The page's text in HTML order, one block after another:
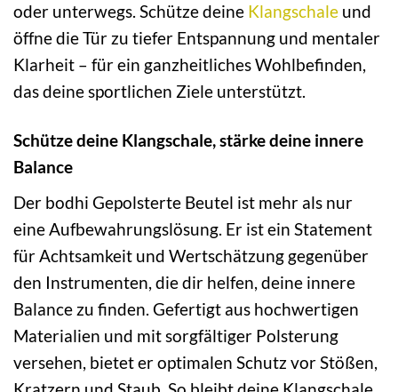
oder unterwegs. Schütze deine Klangschale und
öffne die Tür zu tiefer Entspannung und mentaler
Klarheit – für ein ganzheitliches Wohlbefinden,
das deine sportlichen Ziele unterstützt.
Schütze deine Klangschale, stärke deine innere
Balance
Der bodhi Gepolsterte Beutel ist mehr als nur
eine Aufbewahrungslösung. Er ist ein Statement
für Achtsamkeit und Wertschätzung gegenüber
den Instrumenten, die dir helfen, deine innere
Balance zu finden. Gefertigt aus hochwertigen
Materialien und mit sorgfältiger Polsterung
versehen, bietet er optimalen Schutz vor Stößen,